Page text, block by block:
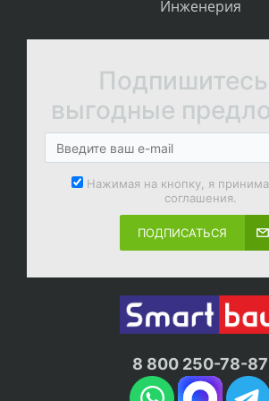
Инженерия
выгодные
Нажимая на кнопку, я
соглашения.
ПОДПИСАТЬСЯ
8 800 250-78-87